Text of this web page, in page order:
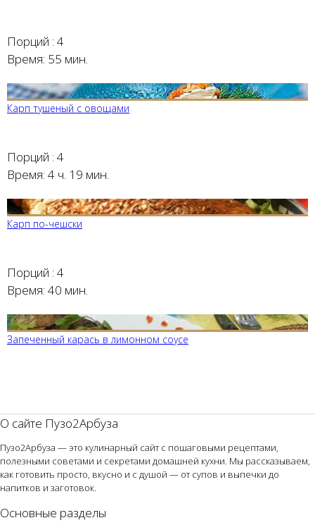
Порций : 4
Время: 55 мин.
Карп тушеный с овощами
Порций : 4
Время: 4 ч. 19 мин.
Карп по-чешски
Порций : 4
Время: 40 мин.
Запеченный карась в лимонном соусе
О сайте Пузо2Арбуза
Пузо2Арбуза — это кулинарный сайт с пошаговыми рецептами,
полезными советами и секретами домашней кухни. Мы рассказываем,
как готовить просто, вкусно и с душой — от супов и выпечки до
напитков и заготовок.
Основные разделы